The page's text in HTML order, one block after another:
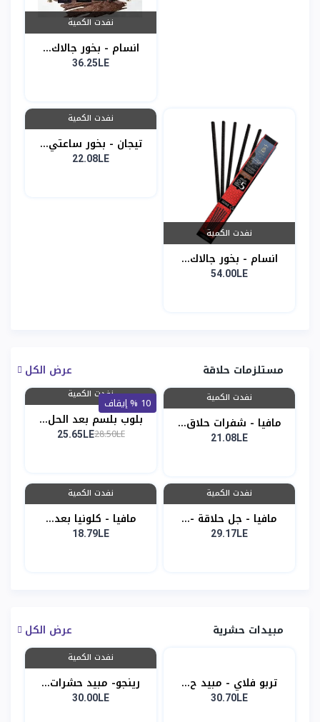
نفدت الكمية
انسام - بخور جالاك...
36.25LE
نفدت الكمية
انسام - بخور جالاك...
54.00LE
نفدت الكمية
تيجان - بخور ساعتي...
22.08LE
مستلزمات حلاقة عرض الكل
نفدت الكمية
مافيا - شفرات حلاق...
21.08LE
10 % إيقاف
نفدت الكمية
بلوب بلسم بعد الحل...
28.50LE
25.65LE
نفدت الكمية
مافيا - جل حلاقة -...
29.17LE
نفدت الكمية
مافيا - كلونيا بعد...
18.79LE
مبيدات حشرية عرض الكل
تربو فلاي - مبيد ح...
30.70LE
نفدت الكمية
رينجو- مبيد حشرات...
30.00LE